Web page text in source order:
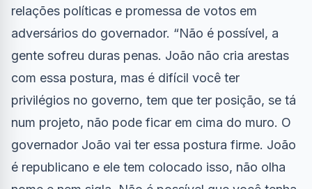
relações políticas e promessa de votos em
adversários do governador. “Não é possível, a
gente sofreu duras penas. João não cria arestas
com essa postura, mas é difícil você ter
privilégios no governo, tem que ter posição, se tá
num projeto, não pode ficar em cima do muro. O
governador João vai ter essa postura firme. João
é republicano e ele tem colocado isso, não olha